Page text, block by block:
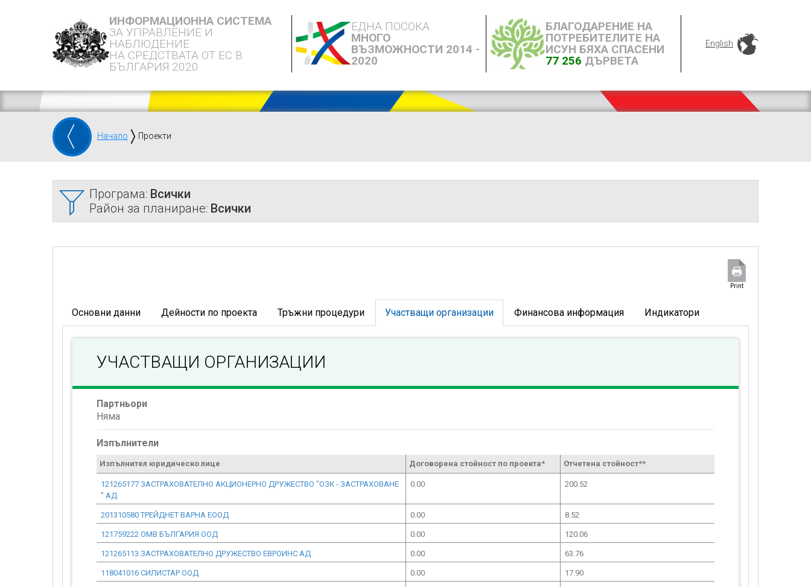
ИНФОРМАЦИОННА СИСТЕМА
ЗА УПРАВЛЕНИЕ И
НАБЛЮДЕНИЕ
НА СРЕДСТВАТА ОТ ЕС В
БЪЛГАРИЯ 2020
ЕДНА ПОСОКА
МНОГО
ВЪЗМОЖНОСТИ 2014 -
2020
БЛАГОДАРЕНИЕ НА
ПОТРЕБИТЕЛИТЕ НА
ИСУН БЯХА СПАСЕНИ
77 256 ДЪРВЕТА
English
Начало Проекти
Програма: Всички
Район за планиране: Всички
Print
Основни данни Дейности по проекта Тръжни процедури Участващи организации Финансова информация Индикатори
УЧАСТВАЩИ ОРГАНИЗАЦИИ
Партньори
Няма
Изпълнители
Изпълнител юридическо лице Договорена стойност по проекта* Отчетена стойност**
121265177 ЗАСТРАХОВАТЕЛНО АКЦИОНЕРНО ДРУЖЕСТВО "ОЗК - ЗАСТРАХОВАНЕ
" АД
0.00 200.52
201310580 ТРЕЙДНЕТ ВАРНА ЕООД 0.00 8.52
121759222 ОМВ БЪЛГАРИЯ ООД 0.00 120.06
121265113 ЗАСТРАХОВАТЕЛНО ДРУЖЕСТВО ЕВРОИНС АД 0.00 63.76
118041016 СИЛИСТАР ООД 0.00 17.90